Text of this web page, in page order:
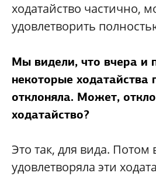
ходатайство частично,
удовлетворить
Мы видели, что вчера и
некоторые ходатайства
отклоняла. Может,
ходатайство?
Это так, для вида. Потом
удовлетворяла эти